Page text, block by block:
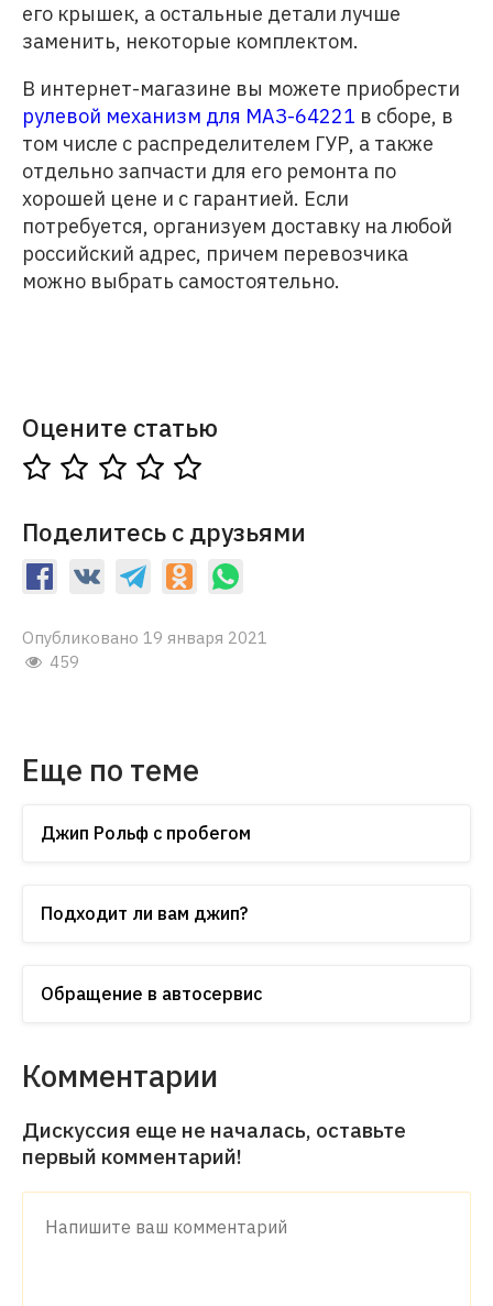
его крышек, а остальные детали лучше
заменить, некоторые комплектом.
В интернет-магазине вы можете приобрести
рулевой механизм для МАЗ-64221 в сборе, в
том числе с распределителем ГУР, а также
отдельно запчасти для его ремонта по
хорошей цене и с гарантией. Если
потребуется, организуем доставку на любой
российский адрес, причем перевозчика
можно выбрать самостоятельно.
Оцените статью
Поделитесь с друзьями
Опубликовано 19 января 2021
459
Еще по теме
Джип Рольф с пробегом
Подходит ли вам джип?
Обращение в автосервис
Комментарии
Дискуссия еще не началась, оставьте
первый комментарий!